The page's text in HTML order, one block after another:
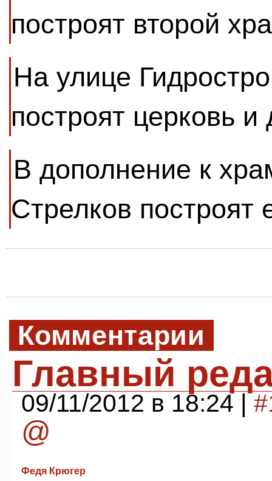
построят второй
На улице
построят церковь
В дополнение к
Стрелков построят
Комментарии
Главный
09/11/2012 в 18:24 |
@
Федя Крюгер